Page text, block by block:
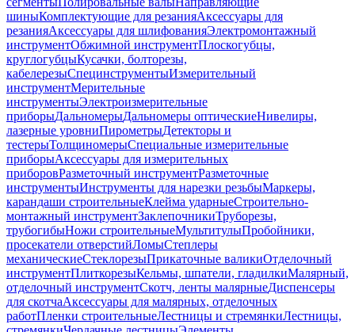
шиныКомплектующие для резанияАксессуары для
резанияАксессуары для шлифованияЭлектромонтажный
инструментОбжимной инструментПлоскогубцы,
круглогубцыКусачки, болторезы,
кабелерезыСпецинструментыИзмерительный
инструментМерительные
инструментыЭлектроизмерительные
приборыДальномерыДальномеры оптическиеНивелиры,
лазерные уровниПирометрыДетекторы и
тестерыТолщиномерыСпециальные измерительные
приборыАксессуары для измерительных
приборовРазметочный инструментРазметочные
инструментыИнструменты для нарезки резьбыМаркеры,
карандаши строительныеКлейма ударныеСтроительно-
монтажный инструментЗаклепочникиТруборезы,
трубогибыНожи строительныеМультитулыПробойники,
просекатели отверстийЛомыСтеплеры
механическиеСтеклорезыПрикаточные валикиОтделочный
инструментПлиткорезыКельмы, шпатели, гладилкиМалярный,
отделочный инструментСкотч, ленты малярныеДиспенсеры
для скотчаАксессуары для малярных, отделочных
работПленки строительныеЛестницы и стремянкиЛестницы,